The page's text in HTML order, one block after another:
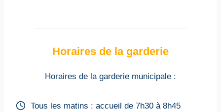
Horaires de la garderie
Horaires de la garderie municipale :
Tous les matins : accueil de 7h30 à 8h45